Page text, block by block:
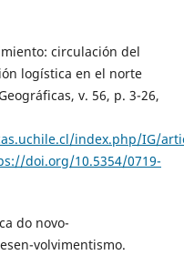
circulación del
logística en el norte
v. 56, p. 3-26,
index.php/IG/
doi.org/10.5354/0719-
do novo-
volvimentismo.